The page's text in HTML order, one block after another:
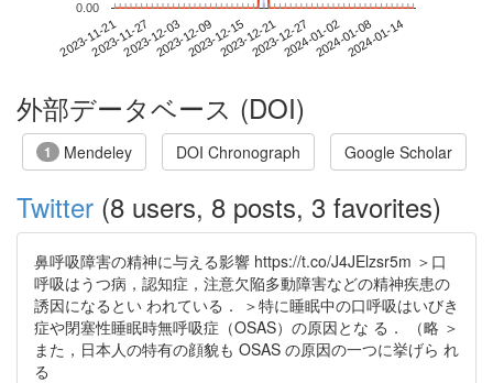
2023-11-212023-11-272023-12-032023-12-092023-12-152023-12-212023-12-272024-01-022024-01-082024-01-14
0.00
外部データベース (DOI)
1 Mendeley DOI Chronograph Google Scholar
Twitter (8 users, 8 posts, 3 favorites)
鼻呼吸障害の精神に与える影響 https://t.co/J4JElzsr5m ＞口
呼吸はうつ病，認知症，注意欠陥多動障害などの精神疾患の
誘因になるとい われている． ＞特に睡眠中の口呼吸はいびき
症や閉塞性睡眠時無呼吸症（OSAS）の原因とな る． （略 ＞
また，日本人の特有の顔貌も OSAS の原因の一つに挙げら れ
る